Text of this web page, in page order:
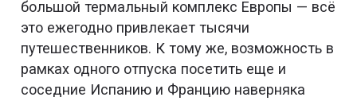
большой термальный комплекс Европы — всё
это ежегодно привлекает тысячи
путешественников. К тому же, возможность в
рамках одного отпуска посетить еще и
соседние Испанию и Францию наверняка